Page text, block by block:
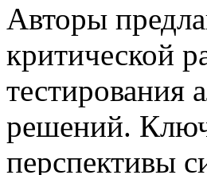
Авторы
критической
тестирования
решений.
перспективы